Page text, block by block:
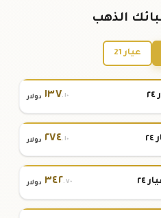
الذهب
عيار 21
١٣٧.١٠ دولار
٢٧٤.١٠ دولار
٣٤٢.٧٠ دولار